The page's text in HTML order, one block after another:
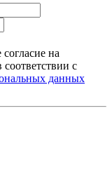
на
с
данных